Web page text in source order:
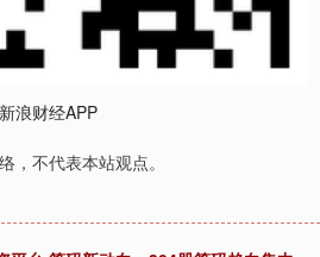
浪财经APP
，不代表本站观点。